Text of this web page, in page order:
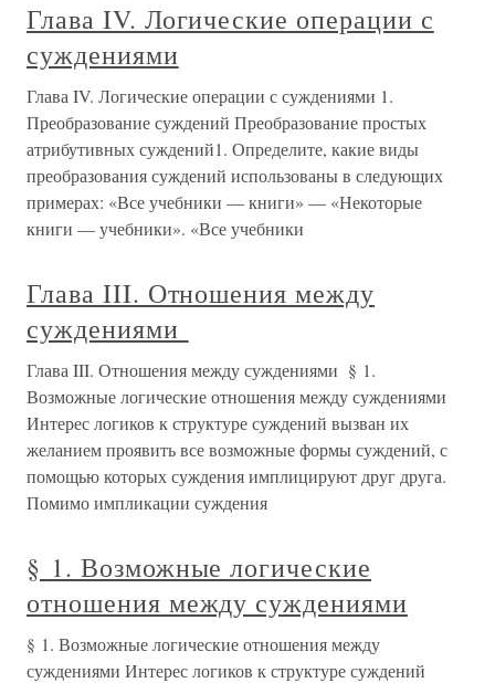
Глава IV. Логические операции с
суждениями
Глава IV. Логические операции с суждениями 1.
Преобразование суждений Преобразование простых
атрибутивных суждений1. Определите, какие виды
преобразования суждений использованы в следующих
примерах: «Все учебники — книги» — «Некоторые
книги — учебники». «Все учебники
Глава III. Отношения между
суждениями
Глава III. Отношения между суждениями § 1.
Возможные логические отношения между суждениями
Интерес логиков к структуре суждений вызван их
желанием проявить все возможные формы суждений, с
помощью которых суждения имплицируют друг друга.
Помимо импликации суждения
§ 1. Возможные логические
отношения между суждениями
§ 1. Возможные логические отношения между
суждениями Интерес логиков к структуре суждений